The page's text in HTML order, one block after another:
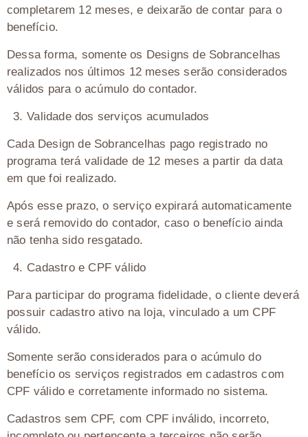
completarem 12 meses, e deixarão de contar para o
benefício.
Dessa forma, somente os Designs de Sobrancelhas
realizados nos últimos 12 meses serão considerados
válidos para o acúmulo do contador.
3.⁠ ⁠Validade dos serviços acumulados
Cada Design de Sobrancelhas pago registrado no
programa terá validade de 12 meses a partir da data
em que foi realizado.
Após esse prazo, o serviço expirará automaticamente
e será removido do contador, caso o benefício ainda
não tenha sido resgatado.
4.⁠ ⁠Cadastro e CPF válido
Para participar do programa fidelidade, o cliente deverá
possuir cadastro ativo na loja, vinculado a um CPF
válido.
Somente serão considerados para o acúmulo do
benefício os serviços registrados em cadastros com
CPF válido e corretamente informado no sistema.
Cadastros sem CPF, com CPF inválido, incorreto,